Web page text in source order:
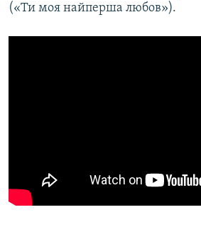
(«Ти моя найперша любов»).